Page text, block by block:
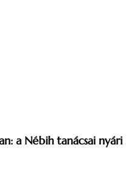
a Nébih tanácsai nyári